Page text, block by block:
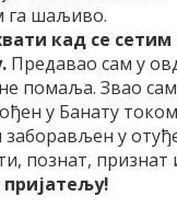
га шаљиво.
кад се
Предавао сам у
помаља. Звао сам
у Банату
у
познат, признат